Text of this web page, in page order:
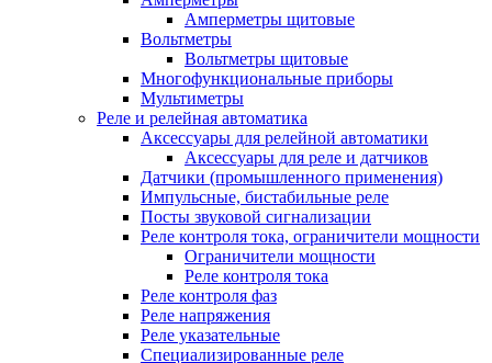
Амперметры щитовые
Вольтметры
Вольтметры щитовые
Многофункциональные приборы
Мультиметры
Реле и релейная автоматика
Аксессуары для релейной автоматики
Аксессуары для реле и датчиков
Датчики (промышленного применения)
Импульсные, бистабильные реле
Посты звуковой сигнализации
Реле контроля тока, ограничители мощности
Ограничители мощности
Реле контроля тока
Реле контроля фаз
Реле напряжения
Реле указательные
Специализированные реле